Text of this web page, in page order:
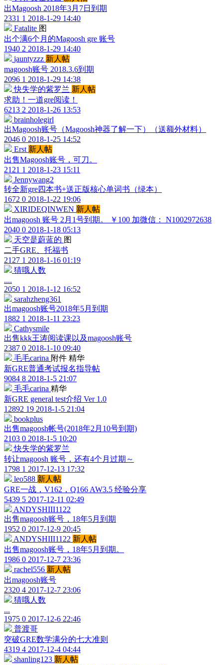
出Magoosh 2018年3月7日到期
2331 1 2018-1-29 14:40
Fatalite 图
出个满6个月的Magoosh gre 账号
1940 2 2018-1-29 14:40
jauntyzzz 新人帖
magoosh账号 2018.3.6到期
2096 1 2018-1-29 14:38
快失学的紫罗兰 新人帖
求助！一道gre阅读！
6213 2 2018-1-26 13:53
brainholegirl
出Magoosh账号（Magoosh神器了解一下）（送额外材料）
2046 0 2018-1-25 14:52
Erst 新人帖
出售Magoosh账号，可刀。
2121 1 2018-1-23 15:11
Jennywang2
转全新gre四本书+送正版核心单词书（绿本）
1672 0 2018-1-22 19:06
XIRIDEQINWEN 新人帖
出magoosh 账号 2月1号到期。 ￥100 加微信： N1002972638
2040 0 2018-1-18 05:13
天空是蔚蓝的 图
二手GRE、托福书
2127 1 2018-1-16 01:19
猜哦人数
....
2050 1 2018-1-12 16:52
sarahzheng361
出magoosh账号2018年5月到期
1882 1 2018-1-11 23:23
Cathysmile
出售kkk王涛阅读课以及magoosh账号
2387 0 2018-1-10 09:40
毛毛carina 附件 精华
新GRE普通考试报名指导帖
9084 8 2018-1-5 21:07
毛毛carina 精华
新GRE general test介绍 Ver 1.0
12892 19 2018-1-5 21:04
bookplus
出售magoosh帐号(2018年2月10号到期)
2103 0 2018-1-5 10:20
快失学的紫罗兰
转让magoosh 账号，还有4个月过期～
1798 1 2017-12-13 17:32
leo588 新人帖
GRE一战，V162，Q166 AW3.5 经验分享
5439 5 2017-12-11 02:49
ANDYSHIII1122
出售magoosh账号，18年5月到期
1952 0 2017-12-9 20:45
ANDYSHIII1122 新人帖
出售magoosh账号，18年5月到期。
1986 0 2017-12-7 23:36
rachel556 新人帖
出magoosh账号
2320 4 2017-12-7 23:06
猜哦人数
...
1975 0 2017-12-6 22:46
普渡哥
突破GRE数学满分的七大准则
4319 4 2017-12-4 04:44
shanling123 新人帖